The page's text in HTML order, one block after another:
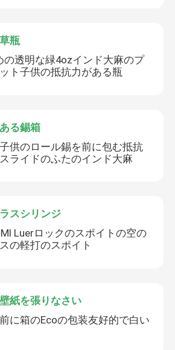
瓶
の透明な緑4ozインド大麻のプ
ト子供の抵抗力がある瓶
る錫箱
供のロール錫を前に包む抵抗
ライドのふたのインド大麻
スシリンジ
Luerロックのスポイトの空の
の軽打のスポイト
紙を張りなさい
に箱のEcoの包装友好的で白い